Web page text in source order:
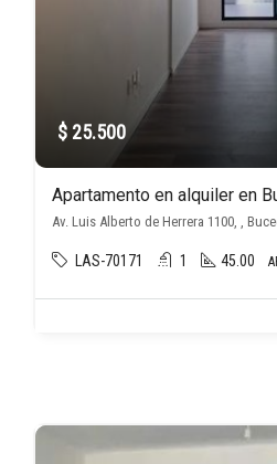
$ 25.500
Apartamento en alquiler en
Av. Luis Alberto de Herrera 1100, ,
LAS-70171 1 45.00